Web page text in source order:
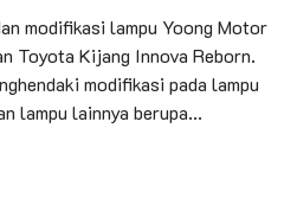
modifikasi lampu Yoong Motor
Toyota Kijang Innova Reborn.
modifikasi pada lampu
lampu lainnya berupa...